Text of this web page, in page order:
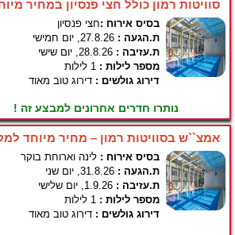
סוויטות רמון כולל חצי פנסיון במחיר
בסיס אירוח :חצי פנסיון
ת.הגעה :
ת.עזיבה :
מספר לילות :
דירוג גולשים : דירוג טוב מאוד
נותרו חדרים אחרונים למבצע זה !
אמצ``ש בסוויטות רמון – מחיר מיוחד
בסיס אירוח : לינה וארוחת בוקר
ת.הגעה :
ת.עזיבה :
מספר לילות :
דירוג גולשים : דירוג טוב מאוד